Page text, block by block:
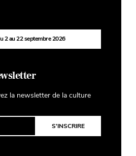
2 au 22 septembre 2026
la newsletter de la culture